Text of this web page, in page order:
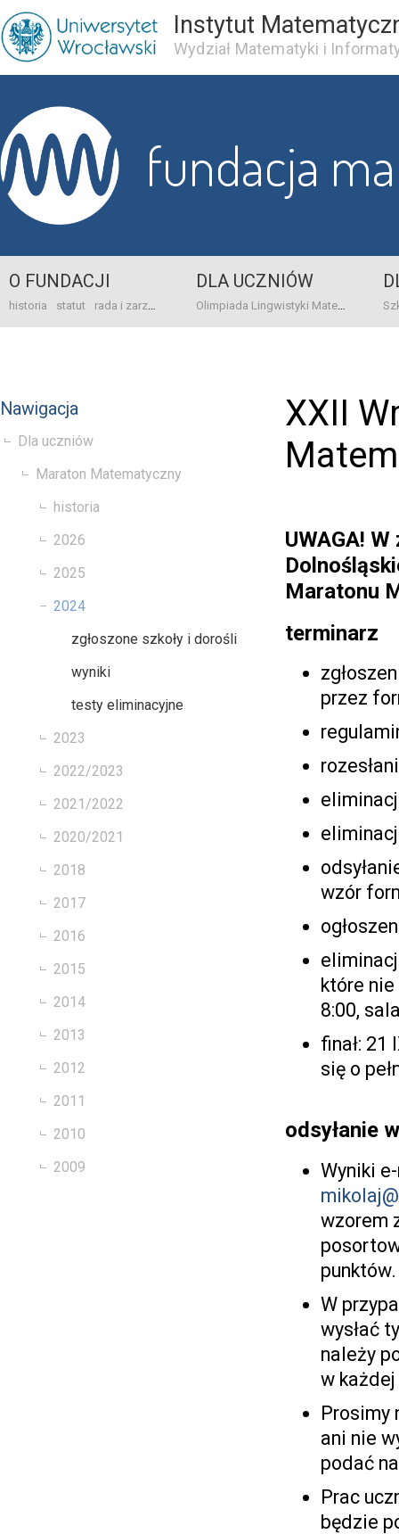
Instytut
Wydział Matematyki i
fundacja
O FUNDACJI
historia statut rada i zarząd dane bankowo-adresowe kontakt
DLA UCZNIÓW
Olimpiada Lingwistyki Matematycznej
Nawigacja
Dla uczniów
Maraton Matematyczny
historia
2026
2025
2024
zgłoszone szkoły i dorośli
wyniki
testy eliminacyjne
2023
2022/2023
2021/2022
2020/2021
2018
2017
2016
2015
2014
2013
2012
2011
2010
2009
XXII
UWAGA!
Maratonu
terminarz
przez
wzór
które
8:00,
finał: 21
się o
odsyłanie
Wyniki
wzorem
punktów.
W
wysłać
należy
w
Prosimy
ani nie
podać
Prac
będzie